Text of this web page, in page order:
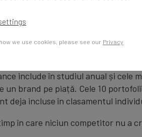
farmaceutic
,
include în studiul anual și cele
brand pe piață. Cele 10
deja incluse în clasamentul
în care niciun competitor nu a
we use cookies, please see our Privacy